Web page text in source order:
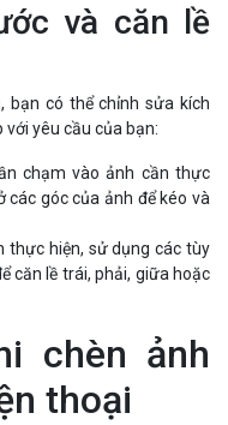
và căn lề
bạn có thể chỉnh sửa kích
yêu cầu của bạn:
chạm vào ảnh cần thực
các góc của ảnh để kéo và
thực hiện, sử dụng các tùy
căn lề trái, phải, giữa hoặc
chèn ảnh
thoại